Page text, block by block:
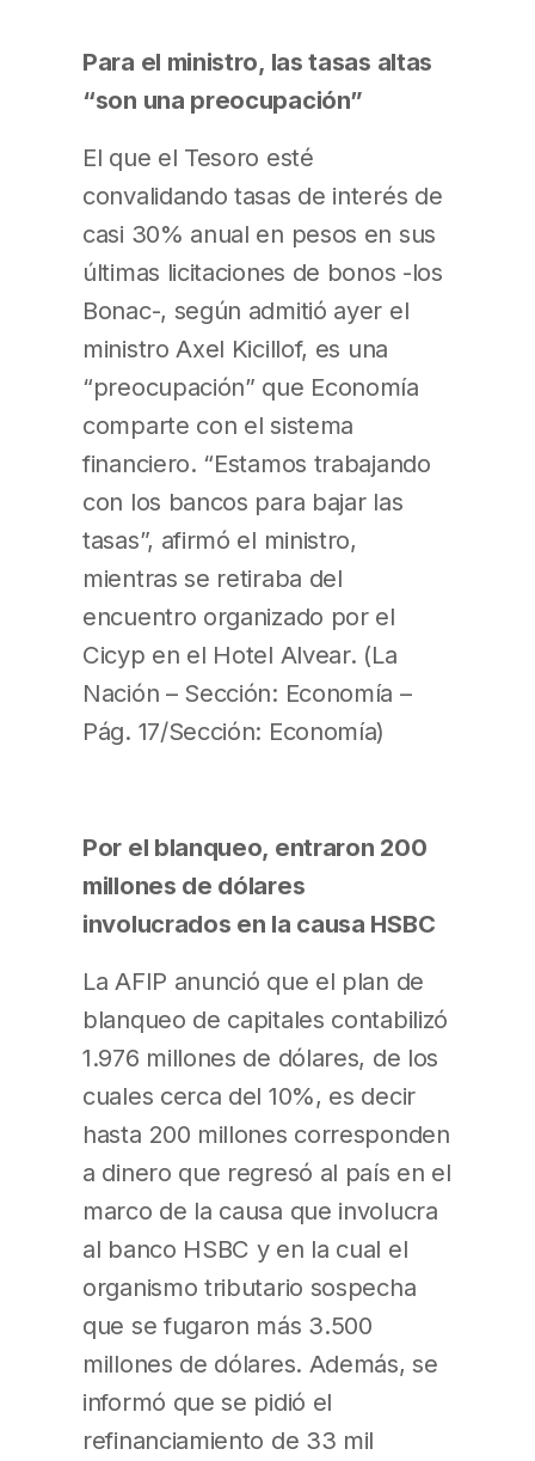
Para el ministro, las tasas altas
“son una preocupación”
El que el Tesoro esté
convalidando tasas de interés de
casi 30% anual en pesos en sus
últimas licitaciones de bonos -los
Bonac-, según admitió ayer el
ministro Axel Kicillof, es una
“preocupación” que Economía
comparte con el sistema
financiero. “Estamos trabajando
con los bancos para bajar las
tasas”, afirmó el ministro,
mientras se retiraba del
encuentro organizado por el
Cicyp en el Hotel Alvear. (La
Nación – Sección: Economía –
Pág. 17/Sección: Economía)
Por el blanqueo, entraron 200
millones de dólares
involucrados en la causa HSBC
La AFIP anunció que el plan de
blanqueo de capitales contabilizó
1.976 millones de dólares, de los
cuales cerca del 10%, es decir
hasta 200 millones corresponden
a dinero que regresó al país en el
marco de la causa que involucra
al banco HSBC y en la cual el
organismo tributario sospecha
que se fugaron más 3.500
millones de dólares. Además, se
informó que se pidió el
refinanciamiento de 33 mil